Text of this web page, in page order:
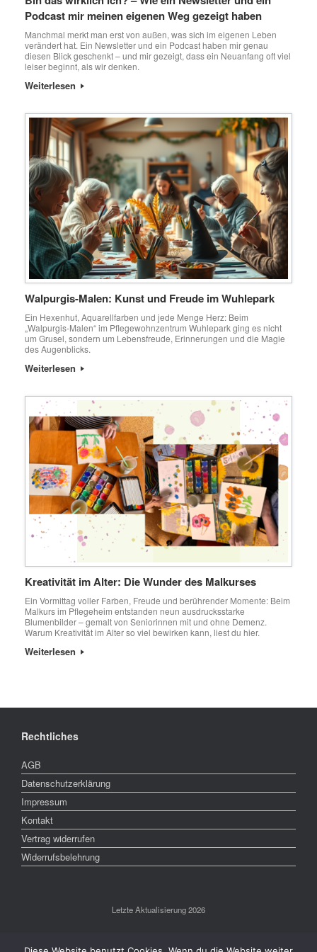
Podcast mir meinen eigenen Weg gezeigt haben
Manchmal merkt man erst von außen, was sich im eigenen Leben
verändert hat. Ein Newsletter und ein Podcast haben mir genau
diesen Blick geschenkt – und mir gezeigt, dass ein Neuanfang oft viel
leiser beginnt, als wir denken.
Weiterlesen
Walpurgis-Malen: Kunst und Freude im Wuhlepark
Ein Hexenhut, Aquarellfarben und jede Menge Herz: Beim
„Walpurgis-Malen“ im Pflegewohnzentrum Wuhlepark ging es nicht
um Grusel, sondern um Lebensfreude, Erinnerungen und die Magie
des Augenblicks.
Weiterlesen
Kreativität im Alter: Die Wunder des Malkurses
Ein Vormittag voller Farben, Freude und berührender Momente: Beim
Malkurs im Pflegeheim entstanden neun ausdrucksstarke
Blumenbilder – gemalt von Seniorinnen mit und ohne Demenz.
Warum Kreativität im Alter so viel bewirken kann, liest du hier.
Weiterlesen
Rechtliches
AGB
Datenschutzerklärung
Impressum
Kontakt
Vertrag widerrufen
Widerrufsbelehrung
Letzte Aktualisierung 2026